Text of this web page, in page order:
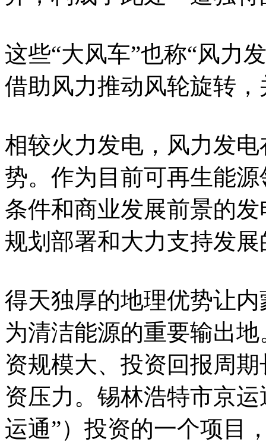
这些“大风车”也称“风力
借助风力推动风轮旋转
相较火力发电，风力发
势。作为目前可再生能
条件和商业发展前景的
规划部署和大力支持发展
得天独厚的地理优势让
为清洁能源的重要输出
资规模大、投资回报周
资压力。锡林浩特市京
运通”）投资的一个项目